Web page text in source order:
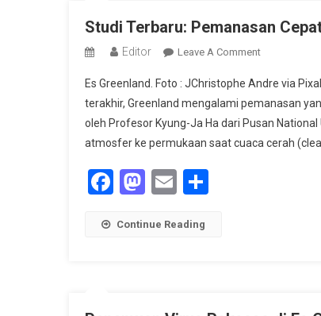
Studi Terbaru: Pemanasan
Editor Leave A CommentOn
Terbaru:
Pemanasan
Cepat
Greenland
Es Greenland. Foto : JChristophe Andre via
terakhir, Greenland mengalami pemanasan
oleh Profesor Kyung-Ja Ha dari Pusan
atmosfer ke permukaan saat cuaca cerah
Facebook
Mastodon
Email
Continue Reading